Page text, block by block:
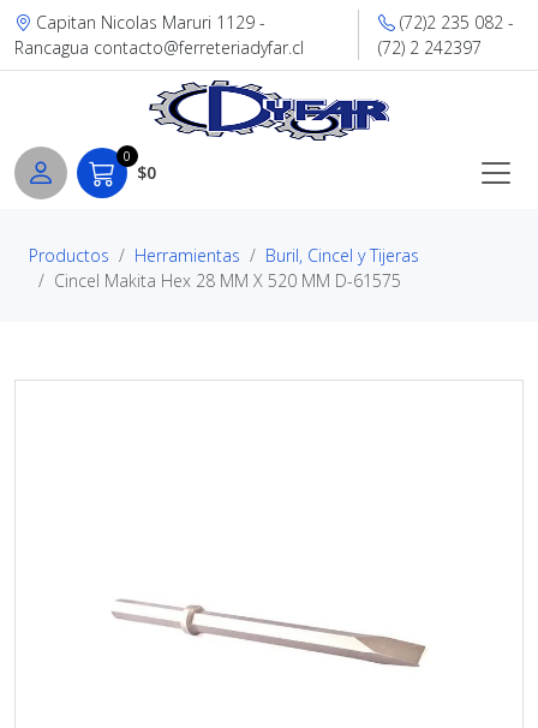
Capitan Nicolas Maruri 1129 -
Rancagua contacto@ferreteriadyfar.cl
(72)2 235 082 -
(72) 2 242397
0
$0
Productos Herramientas
Buril, Cincel y Tijeras
Cincel Makita Hex 28 MM X 520 MM D-61575